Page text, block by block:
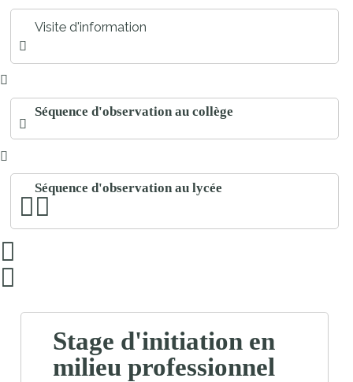
Visite d'information
Séquence d'observation au collège
Séquence d'observation au lycée
Stage d'initiation en
milieu professionnel